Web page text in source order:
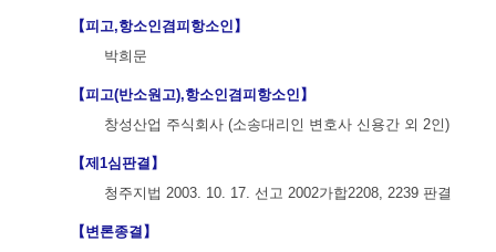
【피고,항소인겸피항소인】
박희문
【피고(반소원고),항소인겸피항소인】
창성산업 주식회사 (소송대리인 변호사 신용간 외 2인)
【제1심판결】
청주지법 2003. 10. 17. 선고 2002가합2208, 2239 판결
【변론종결】